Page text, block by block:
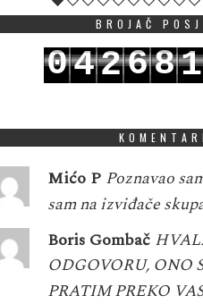
BROJAČ
042681
KOMENTARI
Mićo P Poznavao
sam na izviđače
Boris Gombač
ODGOVORU, ONO
PRATIM PREKO